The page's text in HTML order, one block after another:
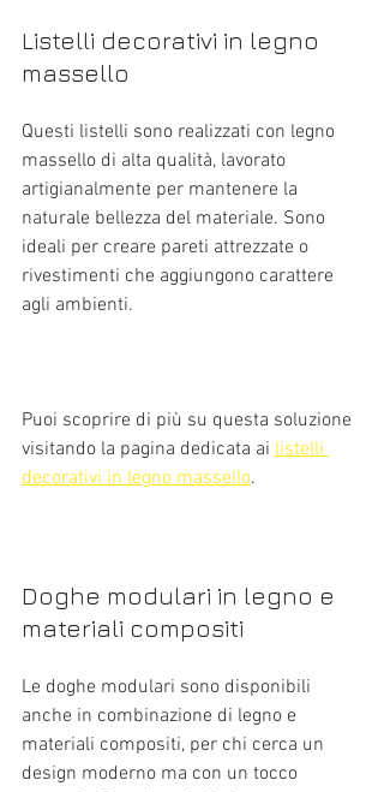
Listelli decorativi in legno
massello
Questi listelli sono realizzati con legno
massello di alta qualità, lavorato
artigianalmente per mantenere la
naturale bellezza del materiale. Sono
ideali per creare pareti attrezzate o
rivestimenti che aggiungono carattere
agli ambienti.
Puoi scoprire di più su questa soluzione
visitando la pagina dedicata ai listelli
decorativi in legno massello.
Doghe modulari in legno e
materiali compositi
Le doghe modulari sono disponibili
anche in combinazione di legno e
materiali compositi, per chi cerca un
design moderno ma con un tocco